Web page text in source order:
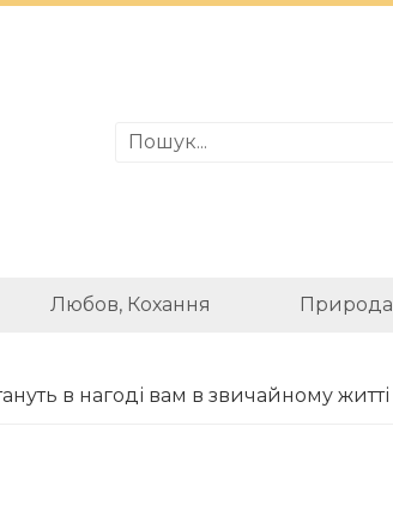
Любов, Кохання Природа
в нагоді вам в звичайному житті